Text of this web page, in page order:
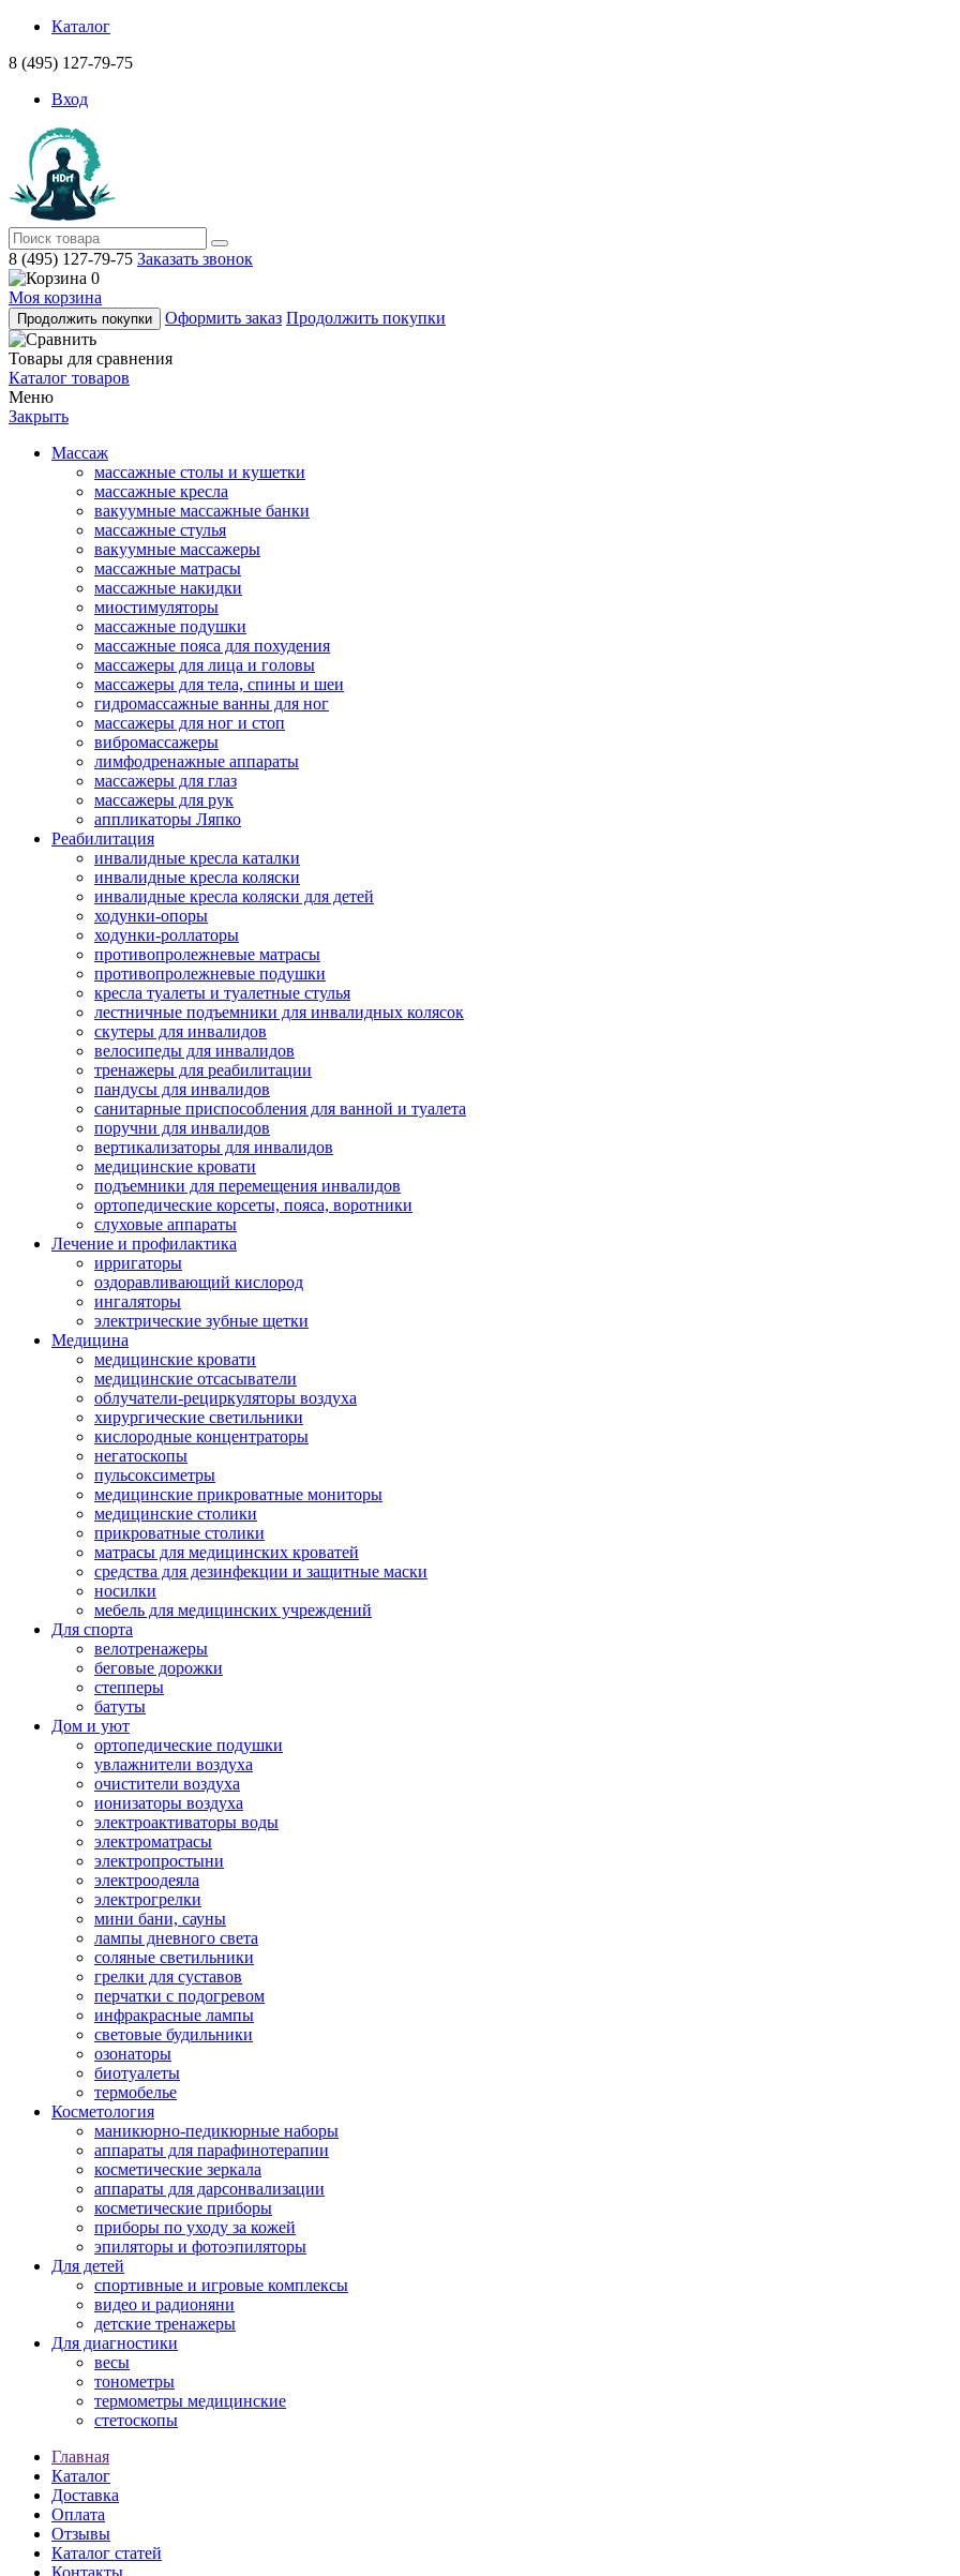
Каталог
8 (495) 127-79-75
Вход
8 (495) 127-79-75 Заказать звонок
0
Моя корзина
Продолжить покупки Оформить заказ Продолжить покупки
Товары для сравнения
Каталог товаров
Меню
Закрыть
Массаж
массажные столы и кушетки
массажные кресла
вакуумные массажные банки
массажные стулья
вакуумные массажеры
массажные матрасы
массажные накидки
миостимуляторы
массажные подушки
массажные пояса для похудения
массажеры для лица и головы
массажеры для тела, спины и шеи
гидромассажные ванны для ног
массажеры для ног и стоп
вибромассажеры
лимфодренажные аппараты
массажеры для глаз
массажеры для рук
аппликаторы Ляпко
Реабилитация
инвалидные кресла каталки
инвалидные кресла коляски
инвалидные кресла коляски для детей
ходунки-опоры
ходунки-роллаторы
противопролежневые матрасы
противопролежневые подушки
кресла туалеты и туалетные стулья
лестничные подъемники для инвалидных колясок
скутеры для инвалидов
велосипеды для инвалидов
тренажеры для реабилитации
пандусы для инвалидов
санитарные приспособления для ванной и туалета
поручни для инвалидов
вертикализаторы для инвалидов
медицинские кровати
подъемники для перемещения инвалидов
ортопедические корсеты, пояса, воротники
слуховые аппараты
Лечение и профилактика
ирригаторы
оздоравливающий кислород
ингаляторы
электрические зубные щетки
Медицина
медицинские кровати
медицинские отсасыватели
облучатели-рециркуляторы воздуха
хирургические светильники
кислородные концентраторы
негатоскопы
пульсоксиметры
медицинские прикроватные мониторы
медицинские столики
прикроватные столики
матрасы для медицинских кроватей
средства для дезинфекции и защитные маски
носилки
мебель для медицинских учреждений
Для спорта
велотренажеры
беговые дорожки
степперы
батуты
Дом и уют
ортопедические подушки
увлажнители воздуха
очистители воздуха
ионизаторы воздуха
электроактиваторы воды
электроматрасы
электропростыни
электроодеяла
электрогрелки
мини бани, сауны
лампы дневного света
соляные светильники
грелки для суставов
перчатки с подогревом
инфракрасные лампы
световые будильники
озонаторы
биотуалеты
термобелье
Косметология
маникюрно-педикюрные наборы
аппараты для парафинотерапии
косметические зеркала
аппараты для дарсонвализации
косметические приборы
приборы по уходу за кожей
эпиляторы и фотоэпиляторы
Для детей
спортивные и игровые комплексы
видео и радионяни
детские тренажеры
Для диагностики
весы
тонометры
термометры медицинские
стетоскопы
Главная
Каталог
Доставка
Оплата
Отзывы
Каталог статей
Контакты